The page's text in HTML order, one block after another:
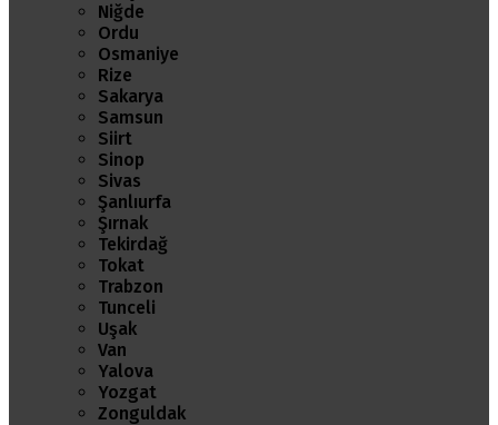
Niğde
Ordu
Osmaniye
Rize
Sakarya
Samsun
Siirt
Sinop
Sivas
Şanlıurfa
Şırnak
Tekirdağ
Tokat
Trabzon
Tunceli
Uşak
Van
Yalova
Yozgat
Zonguldak